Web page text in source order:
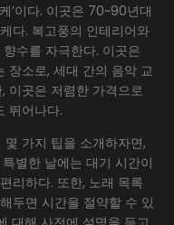
’이다. 이곳은 70~90년대
다. 복고풍의 인테리어와
수를 자극한다. 이곳은
장소로, 세대 간의 음악 교
이곳은 저렴한 가격으로
뛰어나다.
가지 팁을 소개하자면,
별한 날에는 대기 시간이
리하다. 또한, 노래 목록
두면 시간을 절약할 수 있